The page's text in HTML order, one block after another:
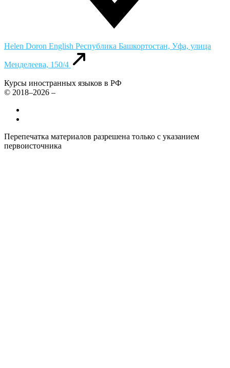
Helen Doron English Республика Башкортостан, Уфа, улица
Менделеева, 150/4
Курсы иностранных языков в РФ
© 2018–2026 –
Перепечатка материалов разрешена только с указанием
первоисточника